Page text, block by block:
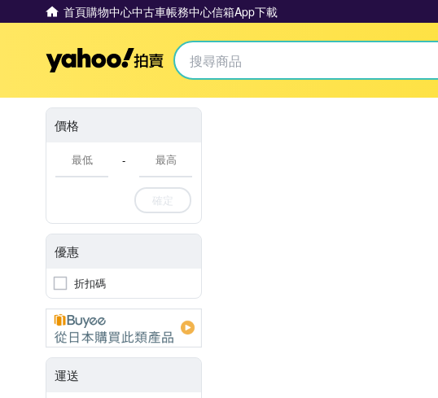
首頁購物中心中古車帳務中心信箱App下載
Yahoo拍賣
價格
-
確定
優惠
折扣碼
運送